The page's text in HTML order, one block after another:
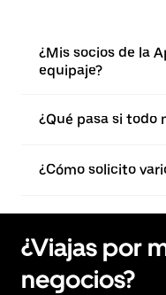
¿Mis socios de la
equipaje?
¿Qué pasa si todo
¿Cómo solicito
¿Viajas por
negocios?